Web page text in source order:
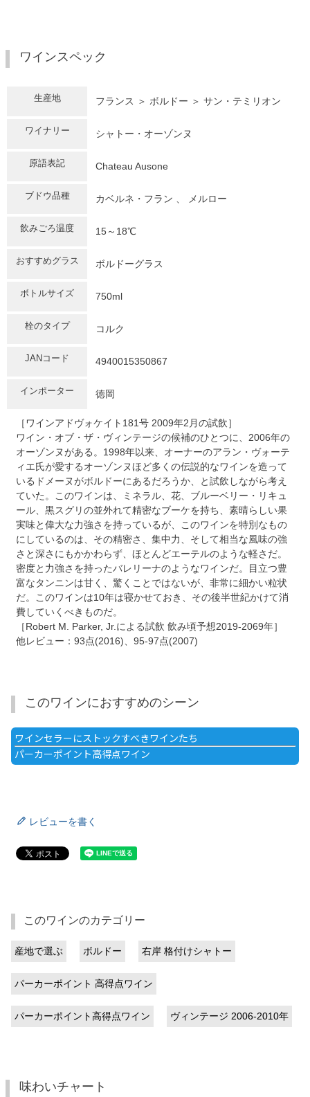
ワインスペック
生産地 フランス ＞ ボルドー ＞ サン・テミリオン
ワイナリー シャトー・オーゾンヌ
原語表記 Chateau Ausone
ブドウ品種 カベルネ・フラン 、 メルロー
飲みごろ温度 15～18℃
おすすめグラス ボルドーグラス
ボトルサイズ 750ml
栓のタイプ コルク
JANコード 4940015350867
インポーター 徳岡
［ワインアドヴォケイト181号 2009年2月の試飲］
ワイン・オブ・ザ・ヴィンテージの候補のひとつに、2006年の
オーゾンヌがある。1998年以来、オーナーのアラン・ヴォーテ
ィエ氏が愛するオーゾンヌほど多くの伝説的なワインを造って
いるドメーヌがボルドーにあるだろうか、と試飲しながら考え
ていた。このワインは、ミネラル、花、ブルーベリー・リキュ
ール、黒スグリの並外れて精密なブーケを持ち、素晴らしい果
実味と偉大な力強さを持っているが、このワインを特別なもの
にしているのは、その精密さ、集中力、そして相当な風味の強
さと深さにもかかわらず、ほとんどエーテルのような軽さだ。
密度と力強さを持ったバレリーナのようなワインだ。目立つ豊
富なタンニンは甘く、驚くことではないが、非常に細かい粒状
だ。このワインは10年は寝かせておき、その後半世紀かけて消
費していくべきものだ。
［Robert M. Parker, Jr.による試飲 飲み頃予想2019-2069年］
他レビュー：93点(2016)、95-97点(2007)
このワインにおすすめのシーン
ワインセラーにストックすべきワインたち
パーカーポイント高得点ワイン
レビューを書く
このワインのカテゴリー
産地で選ぶ ボルドー 右岸 格付けシャトー
パーカーポイント 高得点ワイン
パーカーポイント高得点ワイン ヴィンテージ 2006-2010年
味わいチャート